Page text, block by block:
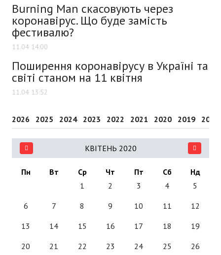
Burning Man скасовують через
коронавірус. Що буде замість
фестивалю?
11.04 14:00
Поширення коронавірусу в Україні та
світі станом на 11 квітня
11.04 13:52
2026 2025 2024 2023 2022 2021 2020 2019 2018
КВІТЕНЬ 2020
Пн Вт Ср Чт Пт Сб
Нд
1
2 3 4 5
6 7 8 9 10 11 12
13 14 15 16 17 18 19
20 21 22 23 24 25 26